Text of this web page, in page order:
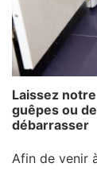
Laissez
guêpes ou
débarrasser
Afin de venir